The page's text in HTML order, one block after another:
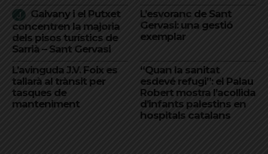
Galvany i el Putxet
concentren la majoria
dels pisos turístics de
Sarrià – Sant Gervasi
L’esvoranc de Sant
Gervasi: una gestió
exemplar
L’avinguda J.V. Foix es
tallarà al trànsit per
tasques de
manteniment
“Quan la sanitat
esdevé refugi”: el Palau
Robert mostra l’acollida
d’infants palestins en
hospitals catalans